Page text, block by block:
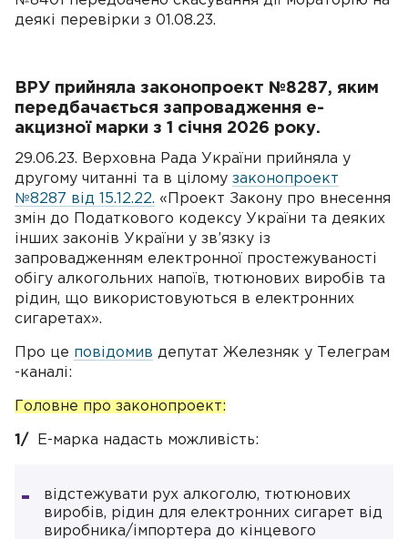
деякі перевірки з 01.08.23.
ВРУ прийняла законопроект №8287, яким
передбачається запровадження е-
акцизної марки з 1 січня 2026 року.
29.06.23. Верховна Рада України прийняла у
другому читанні та в цілому законопроект
№8287 від 15.12.22. «Проект Закону про внесення
змін до Податкового кодексу України та деяких
інших законів України у зв’язку із
запровадженням електронної простежуваності
обігу алкогольних напоїв, тютюнових виробів та
рідин, що використовуються в електронних
сигаретах».
Про це повідомив депутат Железняк у Телеграм
-каналі:
Головне про законопроект:
1/ Е-марка надасть можливість:
відстежувати рух алкоголю, тютюнових
виробів, рідин для електронних сигарет від
виробника/імпортера до кінцевого